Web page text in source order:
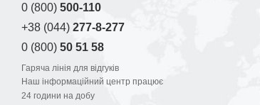
0 (800) 500-110
+38 (044) 277-8-277
0 (800) 50 51 58
Гаряча лінія для відгуків
Наш інформаційний центр працює
24 години на добу